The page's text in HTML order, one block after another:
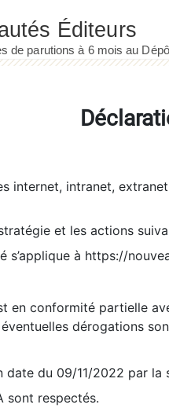
internet, intranet,
et les actions
s’applique à https://
en conformité partielle
dérogations
date du 09/11/2022 par
sont respectés.